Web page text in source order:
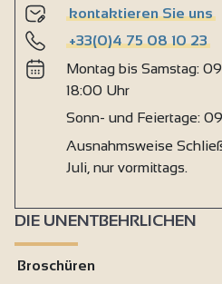
kontaktieren Sie uns
+33(0)4 75 08 10 23
Montag bis Samstag:
18:00 Uhr
Sonn- und Feiertage:
Ausnahmsweise
Juli, nur vormittags.
DIE UNENTBEHRLICHEN
Broschüren